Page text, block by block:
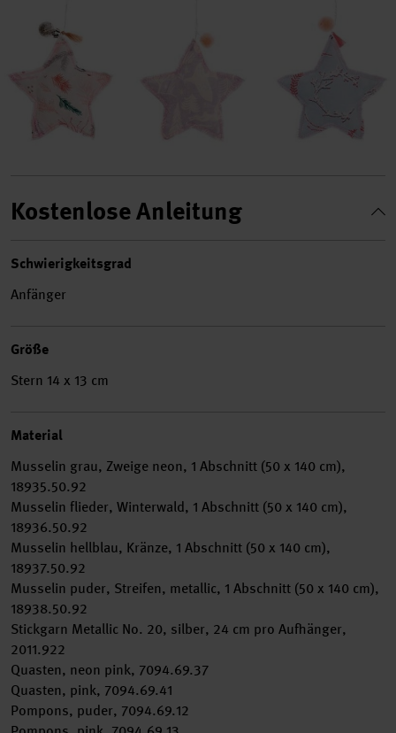
Kostenlose Anleitung
Schwierigkeitsgrad
Anfänger
Größe
Stern 14 x 13 cm
Material
Musselin grau, Zweige neon, 1 Abschnitt (50 x 140 cm),
18935.50.92
Musselin flieder, Winterwald, 1 Abschnitt (50 x 140 cm),
18936.50.92
Musselin hellblau, Kränze, 1 Abschnitt (50 x 140 cm),
18937.50.92
Musselin puder, Streifen, metallic, 1 Abschnitt (50 x 140 cm),
18938.50.92
Stickgarn Metallic No. 20, silber, 24 cm pro Aufhänger,
2011.922
Quasten, neon pink, 7094.69.37
Quasten, pink, 7094.69.41
Pompons, puder, 7094.69.12